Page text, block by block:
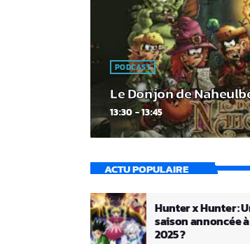
PODCAST
Le Donjon de
13:30 - 13:45
ACTU POPULAIRE
Hunter x Hunter :
saison annoncée
2025 ?